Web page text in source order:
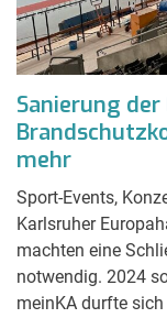
Sanierung
mehr
Sport-Events,
Karlsruher
machten eine
notwendig. 2024
meinKA durfte